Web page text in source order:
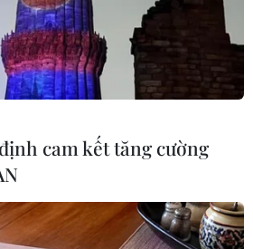
thành phố Mosul, miền Bắc
cam kết tăng cường